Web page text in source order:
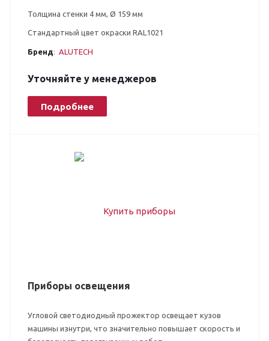
Толщина стенки 4 мм, Ø 159 мм
Стандартный цвет окраски RAL1021
Бренд: ALUTECH
Уточняйте у менеджеров
Подробнее
Приборы освещения
Угловой светодиодный прожектор освещает кузов
машины изнутри, что значительно повышает скорость и